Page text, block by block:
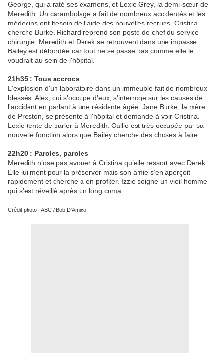
George, qui a raté ses examens, et Lexie Grey, la demi-sœur de
Meredith. Un carambolage a fait de nombreux accidentés et les
médecins ont besoin de l'aide des nouvelles recrues. Cristina
cherche Burke. Richard reprend son poste de chef du service
chirurgie. Meredith et Derek se retrouvent dans une impasse.
Bailey est débordée car tout ne se passe pas comme elle le
voudrait au sein de l'hôpital.
21h35 : Tous accrocs
L'explosion d'un laboratoire dans un immeuble fait de nombreux
blessés. Alex, qui s'occupe d'eux, s'interroge sur les causes de
l'accident en parlant à une résidente âgée. Jane Burke, la mère
de Preston, se présente à l'hôpital et demande à voir Cristina.
Lexie tente de parler à Meredith. Callie est très occupée par sa
nouvelle fonction alors que Bailey cherche des choses à faire.
22h20 : Paroles, paroles
Meredith n’ose pas avouer à Cristina qu’elle ressort avec Derek.
Elle lui ment pour la préserver mais son amie s’en aperçoit
rapidement et cherche à en profiter. Izzie soigne un vieil homme
qui s’est réveillé après un long coma.
Crédit photo : ABC / Bob D'Amico